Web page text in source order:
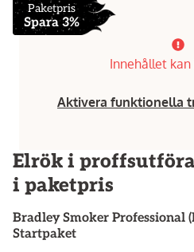
Paketpris
Spara 3%
Innehållet kan
Aktivera funktionella
Elrök i
i paketpris
Bradley Smoker Professional
Startpaket